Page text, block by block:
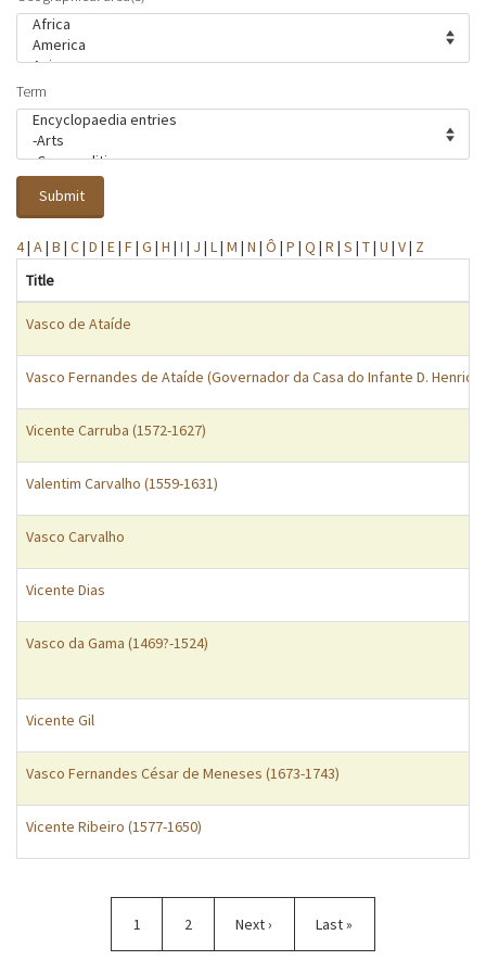
Term
Submit
4| A| B | C| D | E| F| G | H | I | J | L| M | N | Ô | P | Q | R | S | T| U | V| Z
Title
Vasco de Ataíde
Vasco Fernandes de Ataíde (Governador da Casa do Infante D.
Vicente Carruba (1572-1627)
Valentim Carvalho (1559-1631)
Vasco Carvalho
Vicente Dias
Vasco da Gama (1469?-1524)
Vicente Gil
Vasco Fernandes César de Meneses (1673-1743)
Vicente Ribeiro (1577-1650)
Pagination
Current
page
1 Page
2
Next
page
Next ›
Last
page
Last »